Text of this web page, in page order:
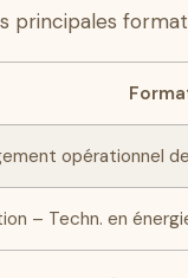
principales
opérationnel
– Techn. en